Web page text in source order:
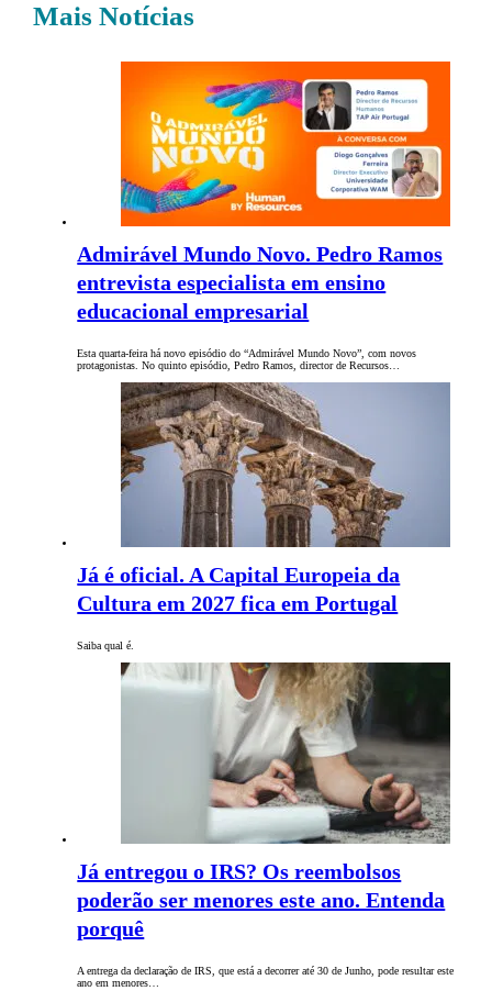
Mais Notícias
Admirável Mundo Novo. Pedro Ramos
entrevista especialista em ensino
educacional empresarial
Esta quarta-feira há novo episódio do “Admirável Mundo Novo”, com novos
protagonistas. No quinto episódio, Pedro Ramos, director de Recursos…
Já é oficial. A Capital Europeia da
Cultura em 2027 fica em Portugal
Saiba qual é.
Já entregou o IRS? Os reembolsos
poderão ser menores este ano. Entenda
porquê
A entrega da declaração de IRS, que está a decorrer até 30 de Junho, pode resultar este
ano em menores…